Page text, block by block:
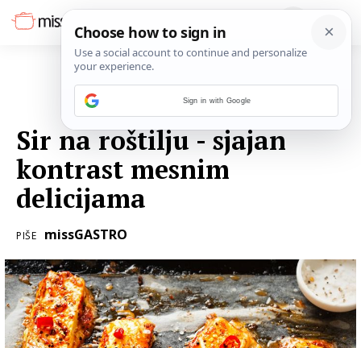
Sir na roštilju - sjajan
kontrast mesnim
delicijama
PIŠE missGASTRO
Sign in with Google